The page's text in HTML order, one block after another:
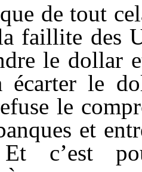
de tout
faillite des
le dollar
écarter le
le
et
Et c’est